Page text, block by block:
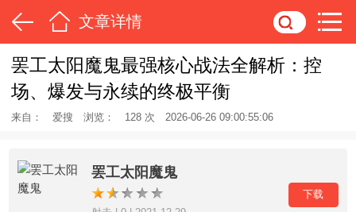
文章详情
罢工太阳魔鬼最强核心战法全解析：控
场、爆发与永续的终极平衡
来自： 爱搜 浏览： 128 次 2026-06-26 09:00:55:06
罢工太阳魔鬼
下载